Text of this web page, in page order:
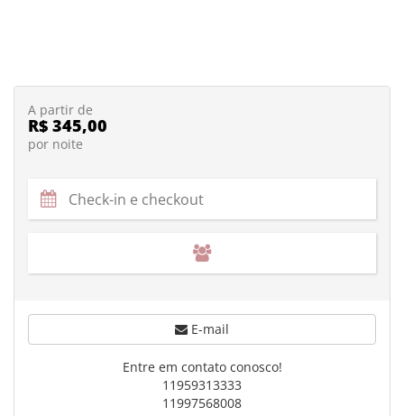
A partir de
R$ 345,00
por noite
E-mail
Entre em contato conosco!
11959313333
11997568008